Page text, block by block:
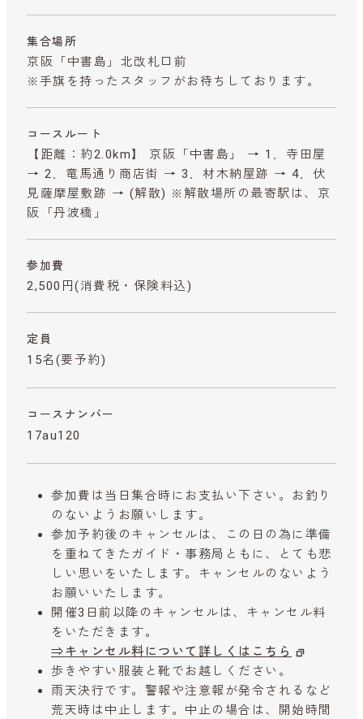
集合場所
京阪「中書島」北改札口前
※手旗を持ったスタッフがお待ちしております。
コースルート
【距離：約2.0km】 京阪「中書島」 → 1．寺田屋
→ 2．竜馬通り商店街 → 3．材木納屋跡 → 4．伏
見薩摩屋敷跡 → (解散) ※解散場所の最寄駅は、京
阪「丹波橋」
参加費
2,500円 (消費税・保険料込)
定員
15名(要予約)
コースナンバー
17au120
参加費は当日集合時にお支払い下さい。お釣り
のないようお願いします。
参加予約後のキャンセルは、この日の為に準備
を重ねてきたガイド・事務局ともに、とても悲
しい思いをいたします。キャンセルのないよう
お願いいたします。
開催3日前以降のキャンセルは、キャンセル料
をいただきます。
⇒キャンセル料について詳しくはこちら
歩きやすい服装と靴でお越しください。
雨天決行です。警報や注意報が発令されるなど
荒天時は中止します。中止の場合は、開始時間